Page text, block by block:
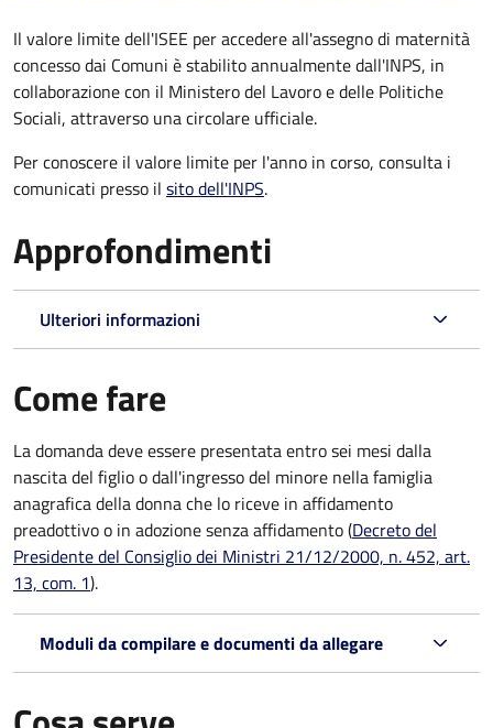
Il valore limite dell'ISEE per accedere all'assegno di maternità
concesso dai Comuni è stabilito annualmente dall'INPS, in
collaborazione con il Ministero del Lavoro e delle Politiche
Sociali, attraverso una circolare ufficiale.
Per conoscere il valore limite per l'anno in corso, consulta i
comunicati presso il sito dell'INPS.
Approfondimenti
Ulteriori informazioni
Come fare
La domanda deve essere presentataentro sei mesi dalla
nascita del figlio o dall'ingresso del minore nella famiglia
anagrafica della donna che lo riceve in affidamento
preadottivo o in adozione senza affidamento (Decreto del
Presidente del Consiglio dei Ministri 21/12/2000, n. 452, art.
13, com. 1).
Moduli da compilare e documenti da allegare